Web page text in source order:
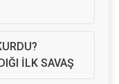
İLK SAVAŞ